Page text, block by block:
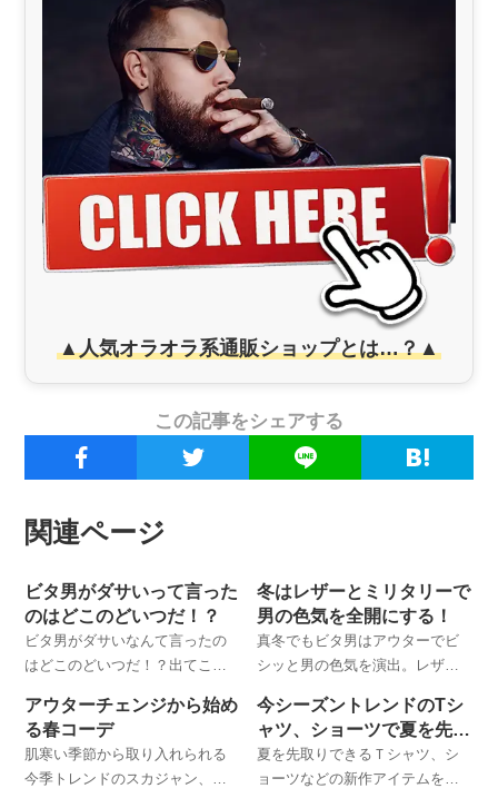
▲人気オラオラ系通販ショップとは…？▲
この記事をシェアする
関連ページ
ビタ男がダサいって言った
のはどこのどいつだ！？
ビタ男がダサいなんて言ったの
はどこのどいつだ！？出てこ
てるビタ男がモテまくる理由を
わかりやすく説明しています。
冬はレザーとミリタリーで
男の色気を全開にする！
真冬でもビタ男はアウターでビ
シッと男の色気を演出。レザー
ントをわかりやすくまとめまし
た。
アウターチェンジから始め
る春コーデ
肌寒い季節から取り入れられる
今季トレンドのスカジャン、パ
今シーズントレンドのTシ
ャツ、ショーツで夏を先取
り！
夏を先取りできるＴシャツ、シ
ョーツなどの新作アイテムを注